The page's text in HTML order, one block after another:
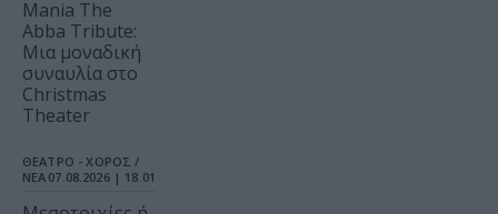
Mania The
Abba Tribute:
Μια μοναδική
συναυλία στο
Christmas
Theater
ΘΕΑΤΡΟ - ΧΟΡΟΣ /
ΝΕΑ 07.08.2026 | 18.01